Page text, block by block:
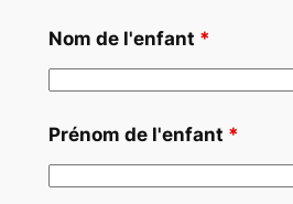
Nom de l'enfant *
Prénom de l'enfant *